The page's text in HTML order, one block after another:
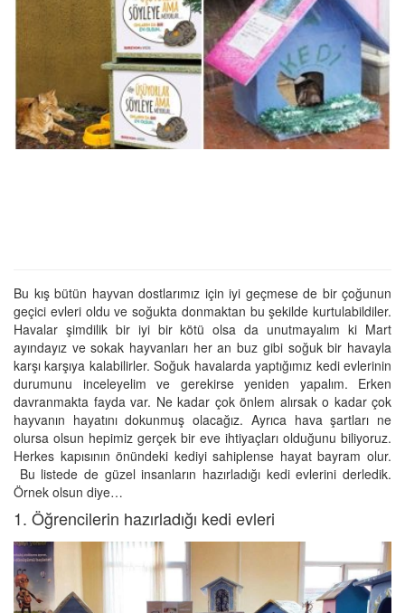
Bu kış bütün hayvan dostlarımız için iyi geçmese de bir çoğunun
geçici evleri oldu ve soğukta donmaktan bu şekilde kurtulabildiler.
Havalar şimdilik bir iyi bir kötü olsa da unutmayalım ki Mart
ayındayız ve sokak hayvanları her an buz gibi soğuk bir havayla
karşı karşıya kalabilirler. Soğuk havalarda yaptığımız kedi evlerinin
durumunu inceleyelim ve gerekirse yeniden yapalım. Erken
davranmakta fayda var. Ne kadar çok önlem alırsak o kadar çok
hayvanın hayatını dokunmuş olacağız. Ayrıca hava şartları ne
olursa olsun hepimiz gerçek bir eve ihtiyaçları olduğunu biliyoruz.
Herkes kapısının önündeki kediyi sahiplense hayat bayram olur.
Bu listede de güzel insanların hazırladığı kedi evlerini derledik.
Örnek olsun diye…
1. Öğrencilerin hazırladığı kedi evleri